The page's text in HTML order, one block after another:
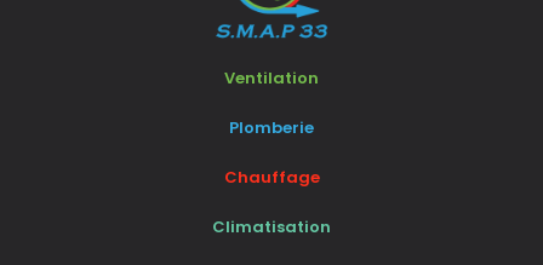
Ventilation
Plomberie
Chauffage
Climatisation